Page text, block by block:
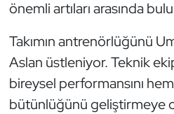
önemli artıları arasında
Takımın antrenörlüğünü
Aslan üstleniyor. Teknik
bireysel performansını
bütünlüğünü geliştirmeye
Satranç
Sualtı Sporları